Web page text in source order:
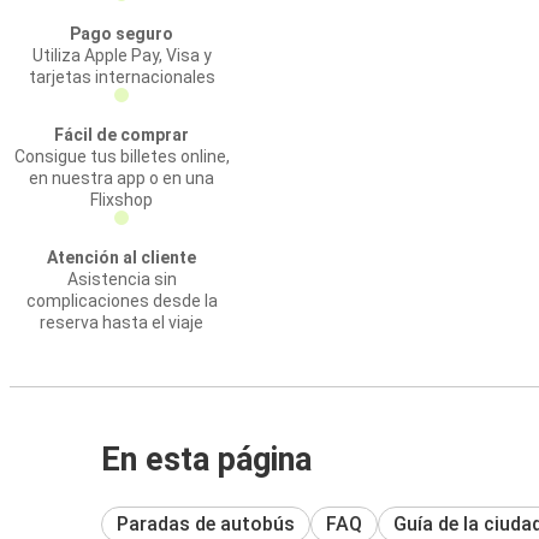
Pago seguro
Utiliza Apple Pay, Visa y
tarjetas internacionales
Fácil de comprar
Consigue tus billetes online,
en nuestra app o en una
Flixshop
Atención al cliente
Asistencia sin
complicaciones desde la
reserva hasta el viaje
En esta página
Paradas de autobús FAQ Guía de la